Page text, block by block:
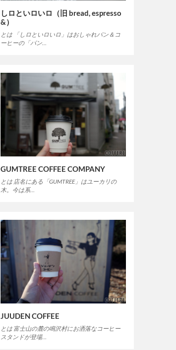
しロといロいロ（旧 bread, espresso
&）
とは 「しロといロいロ」はおしゃれパン＆コ
ーヒーの「パン…
GUMTREE COFFEE COMPANY
とは 店名にある「GUMTREE」はユーカリの
木。今は系…
JUUDEN COFFEE
とは 富士山の麓の鳴沢村にお洒落なコーヒー
スタンドが登場…